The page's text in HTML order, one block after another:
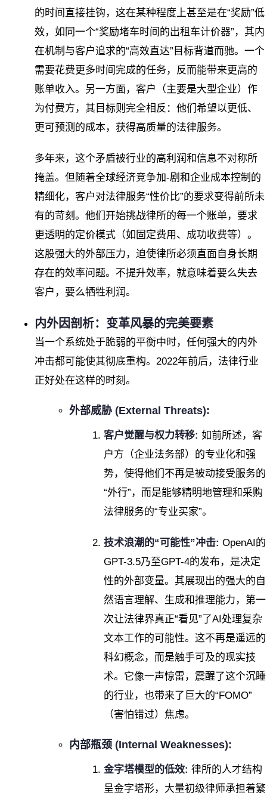
的时间直接挂钩，这在某种程度上甚至是在“奖励”低
效，如同一个“奖励堵车时间的出租车计价器”，其内
在机制与客户追求的“高效直达”目标背道而驰。一个
需要花费更多时间完成的任务，反而能带来更高的
账单收入。另一方面，客户（主要是大型企业）作
为付费方，其目标则完全相反：他们希望以更低、
更可预测的成本，获得高质量的法律服务。
多年来，这个矛盾被行业的高利润和信息不对称所
掩盖。但随着全球经济竞争加-剧和企业成本控制的
精细化，客户对法律服务“性价比”的要求变得前所未
有的苛刻。他们开始挑战律所的每一个账单，要求
更透明的定价模式（如固定费用、成功收费等）。
这股强大的外部压力，迫使律所必须直面自身长期
存在的效率问题。不提升效率，就意味着要么失去
客户，要么牺牲利润。
内外因剖析：变革风暴的完美要素
当一个系统处于脆弱的平衡中时，任何强大的内外
冲击都可能使其彻底重构。2022年前后，法律行业
正好处在这样的时刻。
外部威胁 (External Threats):
客户觉醒与权力转移: 如前所述，客
户方（企业法务部）的专业化和强
势，使得他们不再是被动接受服务的
“外行”，而是能够精明地管理和采购
法律服务的“专业买家”。
技术浪潮的“可能性”冲击: OpenAI的
GPT-3.5乃至GPT-4的发布，是决定
性的外部变量。其展现出的强大的自
然语言理解、生成和推理能力，第一
次让法律界真正“看见”了AI处理复杂
文本工作的可能性。这不再是遥远的
科幻概念，而是触手可及的现实技
术。它像一声惊雷，震醒了这个沉睡
的行业，也带来了巨大的“FOMO”
（害怕错过）焦虑。
内部瓶颈 (Internal Weaknesses):
金字塔模型的低效: 律所的人才结构
呈金字塔形，大量初级律师承担着繁